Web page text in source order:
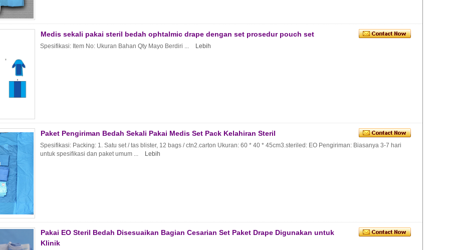
Medis sekali pakai steril bedah ophtalmic drape dengan set prosedur pouch set
Spesifikasi: Item No: Ukuran Bahan Qty Mayo Berdiri ... Lebih
Paket Pengiriman Bedah Sekali Pakai Medis Set Pack Kelahiran Steril
Spesifikasi: Packing: 1. Satu set / tas blister, 12 bags / ctn2.carton Ukuran: 60 * 40 * 45cm3.steriled: EO Pengiriman: Biasanya 3-7 hari
untuk spesifikasi dan paket umum ...
Lebih
Pakai EO Steril Bedah Disesuaikan Bagian Cesarian Set Paket Drape Digunakan untuk
Klinik